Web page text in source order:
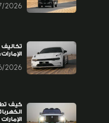
2026
2026
كيف
الإمارات 2026